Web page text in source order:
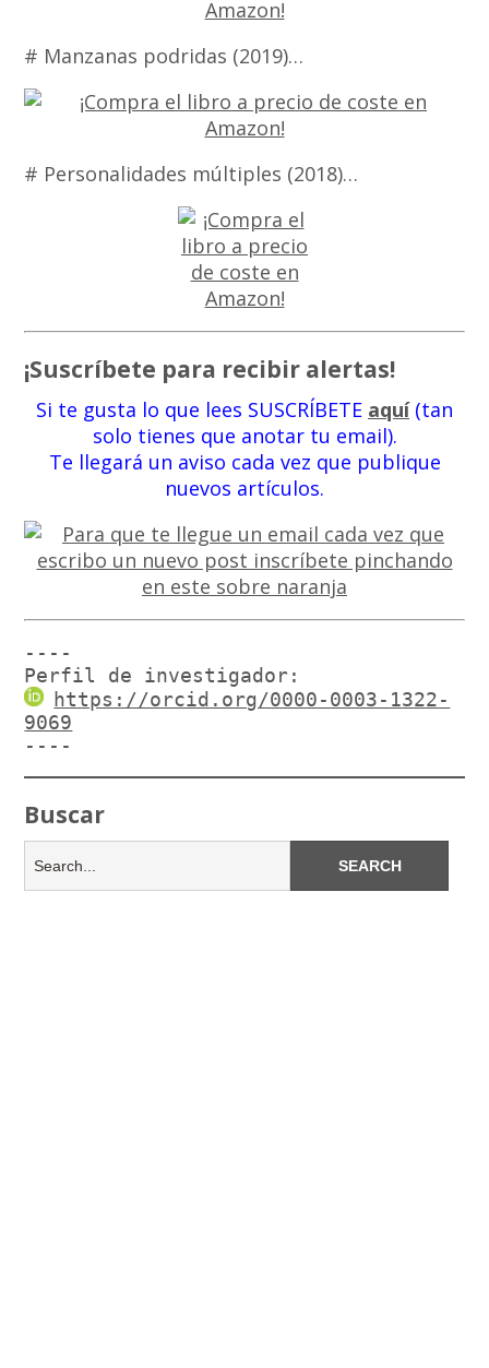
# Manzanas podridas (2019)…
# Personalidades múltiples (2018)…
¡Suscríbete para recibir alertas!
Si te gusta lo que lees SUSCRÍBETE aquí(tan
solo tienes que anotar tu email).
Te llegará un aviso cada vez que publique
nuevos artículos.
----
Perfil de investigador:
https://orcid.org/0000-0003-1322-
9069
----
Buscar